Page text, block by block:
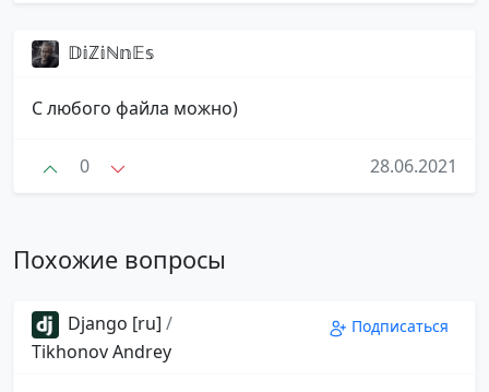
𝔻𝕚ℤ𝕚ℕ𝕟𝔼𝕤
С любого файла можно)
0 28.06.2021
Похожие вопросы
Django [ru] /
Tikhonov Andrey
Подписаться